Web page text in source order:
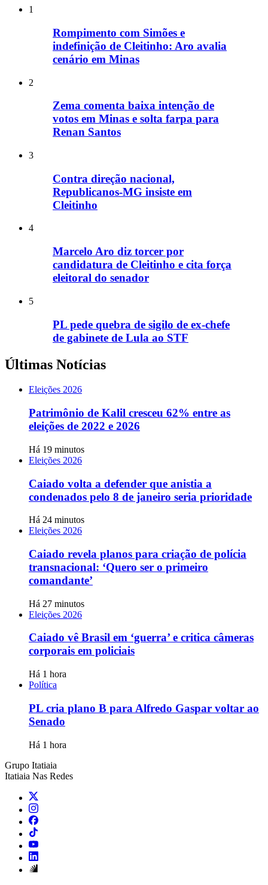
1
Rompimento com Simões e
indefinição de Cleitinho: Aro avalia
cenário em Minas
2
Zema comenta baixa intenção de
votos em Minas e solta farpa para
Renan Santos
3
Contra direção nacional,
Republicanos-MG insiste em
Cleitinho
4
Marcelo Aro diz torcer por
candidatura de Cleitinho e cita força
eleitoral do senador
5
PL pede quebra de sigilo de ex-chefe
de gabinete de Lula ao STF
Últimas Notícias
Eleições 2026
Patrimônio de Kalil cresceu 62% entre as
eleições de 2022 e 2026
Há 19 minutos
Eleições 2026
Caiado volta a defender que anistia a
condenados pelo 8 de janeiro seria prioridade
Há 24 minutos
Eleições 2026
Caiado revela planos para criação de polícia
transnacional: ‘Quero ser o primeiro
comandante’
Há 27 minutos
Eleições 2026
Caiado vê Brasil em ‘guerra’ e critica câmeras
corporais em policiais
Há 1 hora
Política
PL cria plano B para Alfredo Gaspar voltar ao
Senado
Há 1 hora
Grupo Itatiaia
Itatiaia Nas Redes